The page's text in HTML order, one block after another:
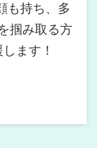
も持ち、多
掴み取る方
ます！